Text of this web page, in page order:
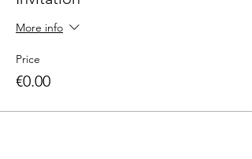
More info
Price
€0.00